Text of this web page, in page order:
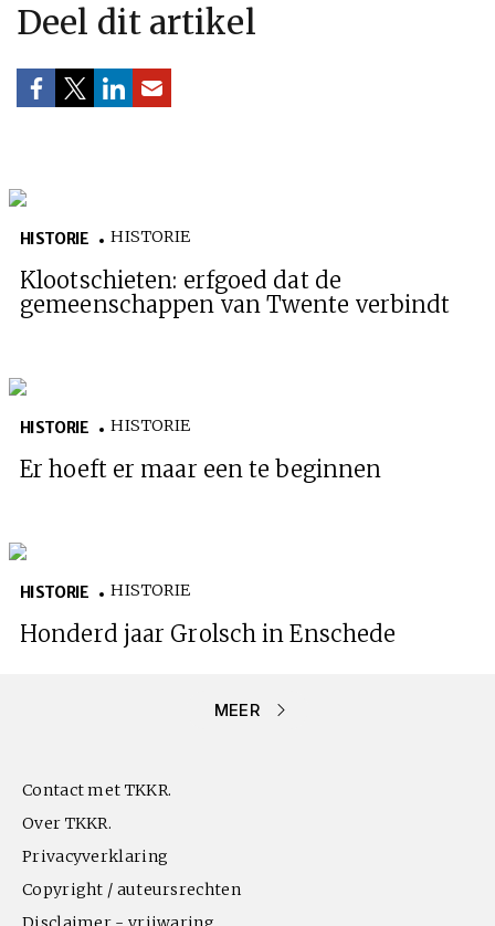
Deel dit artikel
HISTORIE HISTORIE
Klootschieten: erfgoed dat de
gemeenschappen van Twente verbindt
HISTORIE HISTORIE
Er hoeft er maar een te beginnen
HISTORIE HISTORIE
Honderd jaar Grolsch in Enschede
MEER
Contact met TKKR.
Over TKKR.
Privacyverklaring
Copyright / auteursrechten